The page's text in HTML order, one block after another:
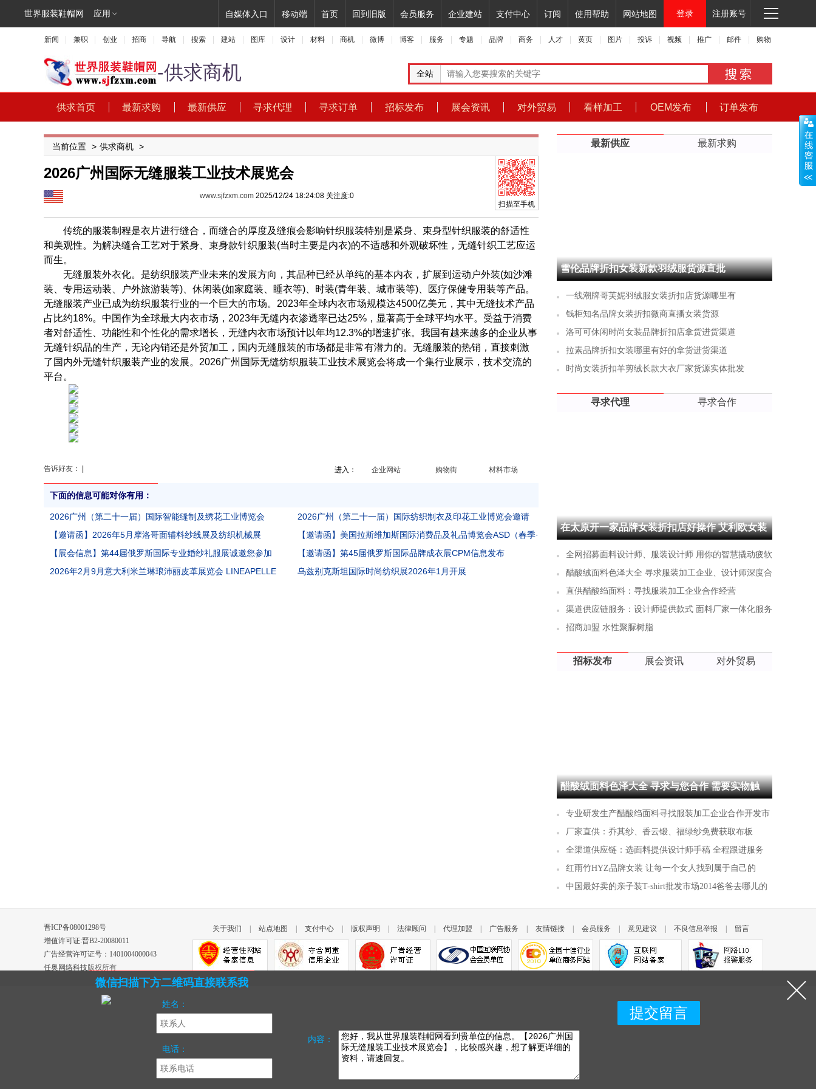
世界服装鞋帽网 应用 登录 注册账号
自媒体入口 移动端 首页 回到旧版 会员服务 企业建站 支付中心 订阅 使用帮助 网站地图
新闻 兼职 创业 招商 导航 搜索 建站 图库 设计 材料 商机 微博 博客 服务 专题 品牌 商务 人才 黄页 图片 投诉 视频 推广 邮件 购物
世界服装鞋帽网
-供求商机 全站
供求首页 最新求购 最新供应 寻求代理 寻求订单 招标发布 展会资讯 对外贸易 看样加工 OEM发布 订单发布
当前位置 > 供求商机 >
2026广州国际无缝服装工业技术展览会
www.sjfzxm.com 2025/12/24 18:24:08 关注度:0
扫描至手机
传统的服装制程是衣片进行缝合，而缝合的厚度及缝痕会影响针织服装特别是紧身、束身型针织服装的舒适性
和美观性。为解决缝合工艺对于紧身、束身款针织服装(当时主要是内衣)的不适感和外观破坏性，无缝针织工艺应运
而生。
无缝服装外衣化。是纺织服装产业未来的发展方向，其品种已经从单纯的基本内衣，扩展到运动户外装(如沙滩
装、专用运动装、户外旅游装等)、休闲装(如家庭装、睡衣等)、时装(青年装、城市装等)、医疗保健专用装等产品。
无缝服装产业已成为纺织服装行业的一个巨大的市场。2023年全球内衣市场规模达4500亿美元，其中无缝技术产品
占比约18%。中国作为全球最大内衣市场，2023年无缝内衣渗透率已达25%，显著高于全球平均水平。受益于消费
者对舒适性、功能性和个性化的需求增长，无缝内衣市场预计以年均12.3%的增速扩张。我国有越来越多的企业从事
无缝针织品的生产，无论内销还是外贸加工，国内无缝服装的市场都是非常有潜力的。无缝服装的热销，直接刺激
了国内外无缝针织服装产业的发展。2026广州国际无缝纺织服装工业技术展览会将成一个集行业展示，技术交流的
平台。
告诉好友： 进入： 企业网站 购物街 材料市场
微信扫描下方二维码直接联系我
姓名：
电话：
内容：
下面的信息可能对你有用：
2026广州（第二十一届）国际智能缝制及绣花工业博览会
2026广州（第二十一届）国际纺织制衣及印花工业博览会邀请
【邀请函】2026年5月摩洛哥面辅料纱线展及纺织机械展
MOROCCO STITCH & TEX EXPO
【邀请函】美国拉斯维加斯国际消费品及礼品博览会ASD（春季·
夏季）
【展会信息】第44届俄罗斯国际专业婚纱礼服展诚邀您参加
【邀请函】第45届俄罗斯国际品牌成衣展CPM信息发布
2026年2月9月意大利米兰琳琅沛丽皮革展览会 LINEAPELLE
乌兹别克斯坦国际时尚纺织展2026年1月开展
最新供应 最新求购
雪伦品牌折扣女装新款羽绒服货源直批
一线潮牌哥芙妮羽绒服女装折扣店货源哪里有
钱柜知名品牌女装折扣微商直播女装货源
洛可可休闲时尚女装品牌折扣店拿货进货渠道
拉素品牌折扣女装哪里有好的拿货进货渠道
时尚女装折扣羊剪绒长款大衣厂家货源实体批发
寻求代理 寻求合作
在太原开一家品牌女装折扣店好操作 艾利欧女装
库存尾货哪里找
全网招募面料设计师、服装设计师 用你的智慧撬动疲软
的服装企业
醋酸绒面料色泽大全 寻求服装加工企业、设计师深度合
作，需要进一步了解手感如何- 留言获取布板
直供醋酸绉面料：寻找服装加工企业合作经营
渠道供应链服务：设计师提供款式 面料厂家一体化服务
招商加盟 水性聚脲树脂
招标发布 展会资讯 对外贸易
醋酸绒面料色泽大全 寻求与您合作 需要实物触
摸手感如何- 留言获取布板
专业研发生产醋酸绉面料寻找服装加工企业合作开发市
场
厂家直供：乔其纱、香云锻、福绿纱免费获取布板
全渠道供应链：选面料提供设计师手稿 全程跟进服务
红雨竹HYZ品牌女装 让每一个女人找到属于自己的
美！
中国最好卖的亲子装T-shirt批发市场2014爸爸去哪儿的
晋ICP备08001298号
增值许可证:晋B2-20080011
广告经营许可证号：1401004000043
任奥网络科技版权所有
关于我们 站点地图 支付中心 版权声明 法律顾问 代理加盟 广告服务 友情链接 会员服务 意见建议 不良信息举报 留言